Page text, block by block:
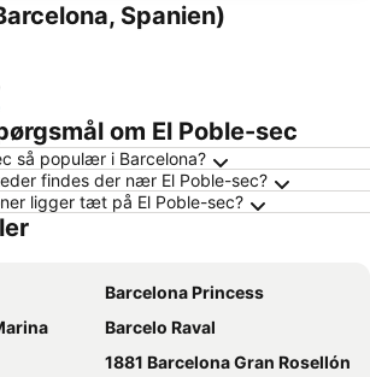
Spanien)
om El Poble-sec
så populær i Barcelona?
findes der nær El Poble-sec?
ligger tæt på El Poble-sec?
Barcelona Princess
Barcelo Raval
1881 Barcelona Gran Rosellón